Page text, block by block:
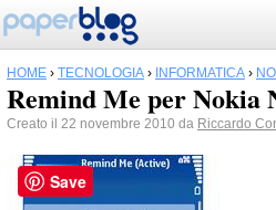
HOME › TECNOLOGIA › INFORMATICA ›
Remind Me per Nokia
Creato il 22 novembre 2010 da Riccardo
Save